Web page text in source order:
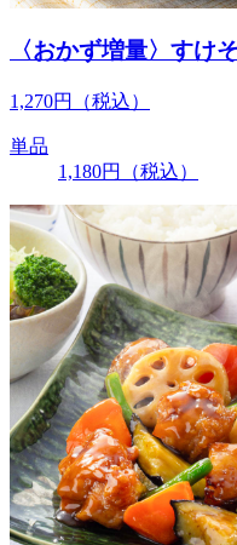
〈おかず増量〉すけ
1,270円 （税込）
単品
1,180円 （税込）